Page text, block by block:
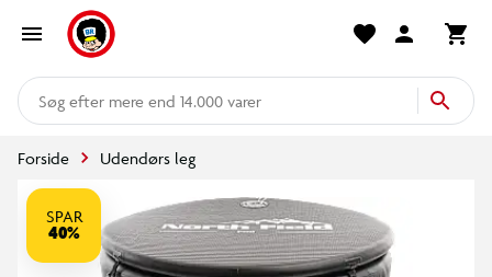
mere end 14.000 varer
Forside Udendørs leg
SPAR
40%